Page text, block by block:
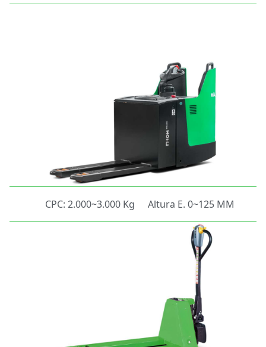
CPC: 2.000~3.000 Kg Altura E. 0~125 MM